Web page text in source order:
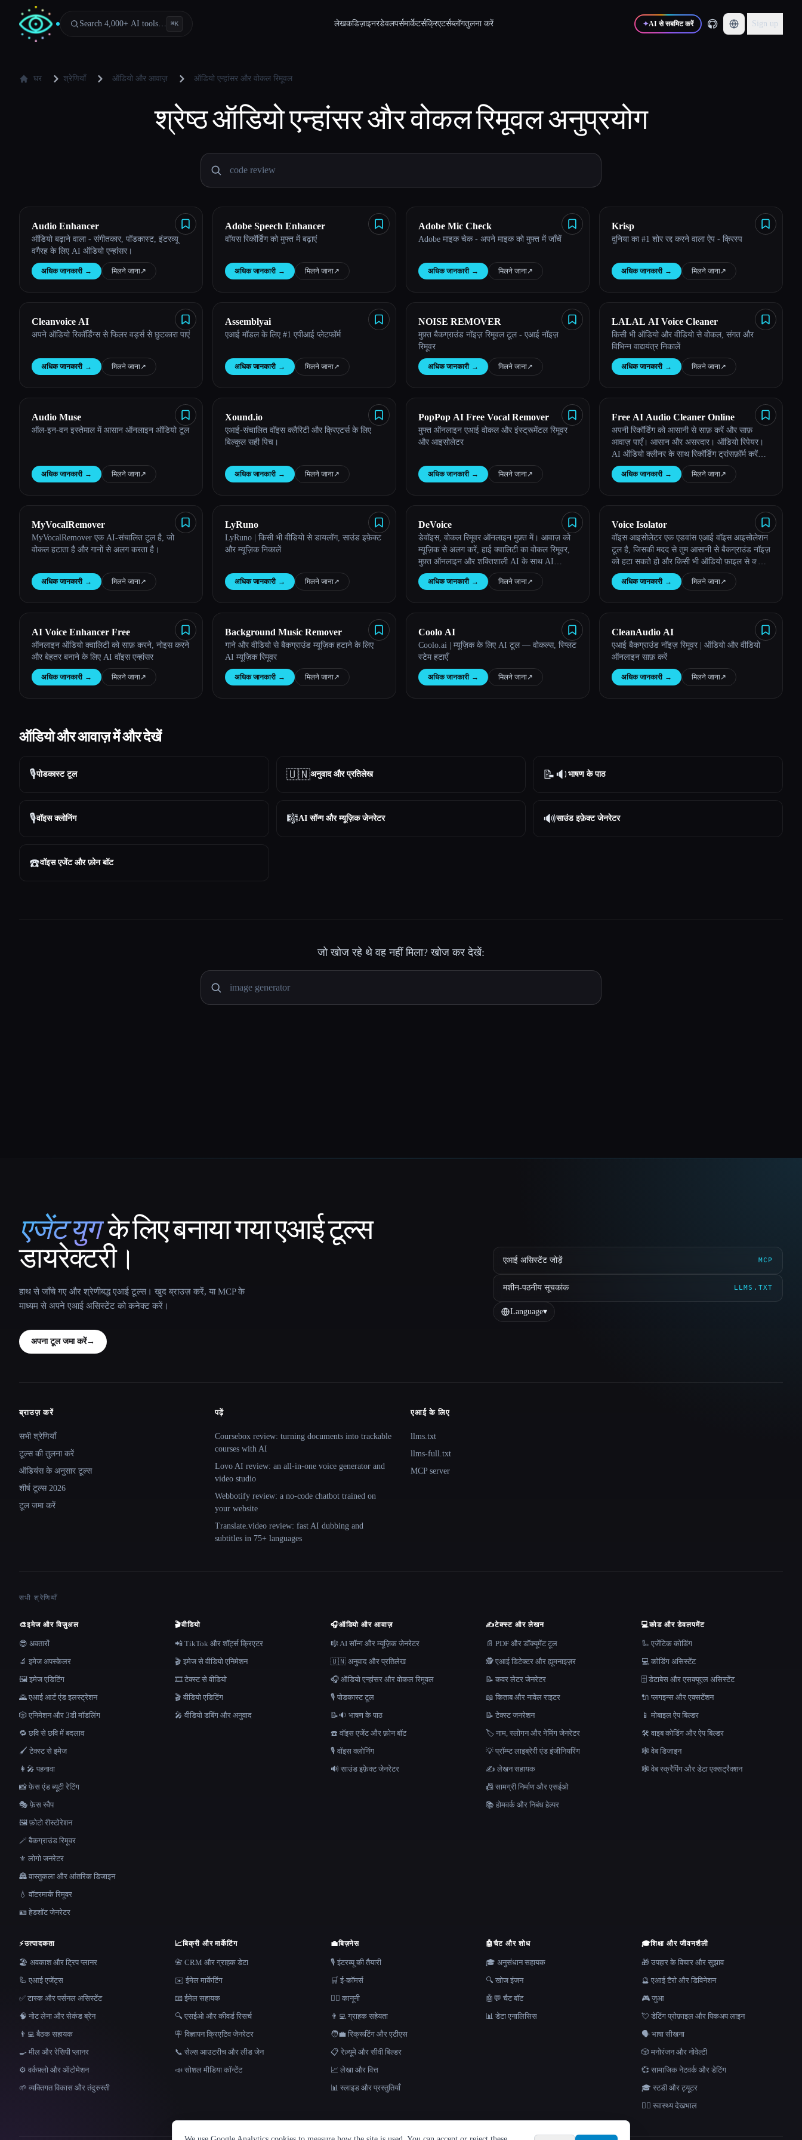
Search 4,000+ AI tools… ⌘K लेखकडिज़ाइनरडेवलपर्समार्केटर्सक्रिएटर्सब्लॉगतुलना करें ✦AI से सबमिट करें Sign up
घर श्रेणियाँ ऑडियो और आवाज़ ऑडियो एन्हांसर और वोकल रिमूवल
श्रेष्ठऑडियो एन्हांसर और वोकल रिमूवलअनुप्रयोग
Audio Enhancer
ऑडियो बढ़ाने वाला - संगीतकार, पॉडकास्ट, इंटरव्यू
वगैरह के लिए AI ऑडियो एन्हांसर।
अधिक जानकारी → मिलने जाना↗︎
Adobe Speech Enhancer
वॉयस रिकॉर्डिंग को मुफ्त में बढ़ाएं
अधिक जानकारी → मिलने जाना↗︎
Adobe Mic Check
Adobe माइक चेक - अपने माइक को मुफ़्त में जाँचें
अधिक जानकारी → मिलने जाना↗︎
Krisp
दुनिया का #1 शोर रद्द करने वाला ऐप - क्रिस्प
अधिक जानकारी → मिलने जाना↗︎
Cleanvoice AI
अपने ऑडियो रिकॉर्डिंग्स से फिलर वर्ड्स से छुटकारा पाएं
अधिक जानकारी → मिलने जाना↗︎
Assemblyai
एआई मॉडल के लिए #1 एपीआई प्लेटफॉर्म
अधिक जानकारी → मिलने जाना↗︎
NOISE REMOVER
मुफ़्त बैकग्राउंड नॉइज़ रिमूवल टूल - एआई नॉइज़
रिमूवर
अधिक जानकारी → मिलने जाना↗︎
LALAL AI Voice Cleaner
किसी भी ऑडियो और वीडियो से वोकल, संगत और
विभिन्न वाद्ययंत्र निकालें
अधिक जानकारी → मिलने जाना↗︎
Audio Muse
ऑल-इन-वन इस्तेमाल में आसान ऑनलाइन ऑडियो टूल
अधिक जानकारी → मिलने जाना↗︎
Xound.io
एआई-संचालित वॉइस क्लैरिटी और क्रिएटर्स के लिए
बिल्कुल सही पिच।
अधिक जानकारी → मिलने जाना↗︎
PopPop AI Free Vocal Remover
मुफ्त ऑनलाइन एआई वोकल और इंस्ट्रूमेंटल रिमूवर
और आइसोलेटर
अधिक जानकारी → मिलने जाना↗︎
Free AI Audio Cleaner Online
अपनी रिकॉर्डिंग को आसानी से साफ़ करें और साफ़
आवाज़ पाएँ। आसान और असरदार। ऑडियो रिपेयर।
AI ऑडियो क्लीनर के साथ रिकॉर्डिंग ट्रांसफ़ॉर्म करें।
रियल-टाइम नॉइज़ रिडक्शन और स्पीच क्लैरिटी।
अधिक जानकारी → मिलने जाना↗︎
MyVocalRemover
MyVocalRemover एक AI-संचालित टूल है, जो
वोकल हटाता है और गानों से अलग करता है।
अधिक जानकारी → मिलने जाना↗︎
LyRuno
LyRuno | किसी भी वीडियो से डायलॉग, साउंड इफ़ेक्ट
और म्यूज़िक निकालें
अधिक जानकारी → मिलने जाना↗︎
DeVoice
डेवॉइस, वोकल रिमूवर ऑनलाइन मुफ़्त में। आवाज़ को
म्यूज़िक से अलग करें, हाई क्वालिटी का वोकल रिमूवर,
मुफ़्त ऑनलाइन और शक्तिशाली AI के साथ AI
स्प्लिटर उपलब्ध कराना।
अधिक जानकारी → मिलने जाना↗︎
Voice Isolator
वॉइस आइसोलेटर एक एडवांस एआई वॉइस आइसोलेशन
टूल है, जिसकी मदद से तुम आसानी से बैकग्राउंड नॉइज़
को हटा सकते हो और किसी भी ऑडियो फ़ाइल से क्लीन
वोकल्स निकाल सकते हो।
अधिक जानकारी → मिलने जाना↗︎
AI Voice Enhancer Free
ऑनलाइन ऑडियो क्वालिटी को साफ़ करने, नोइस करने
और बेहतर बनाने के लिए AI वॉइस एन्हांसर
अधिक जानकारी → मिलने जाना↗︎
Background Music Remover
गाने और वीडियो से बैकग्राउंड म्यूज़िक हटाने के लिए
AI म्यूज़िक रिमूवर
अधिक जानकारी → मिलने जाना↗︎
Coolo AI
Coolo.ai | म्यूज़िक के लिए AI टूल — वोकल्स, स्प्लिट
स्टेम हटाएँ
अधिक जानकारी → मिलने जाना↗︎
CleanAudio AI
एआई बैकग्राउंड नॉइज़ रिमूवर | ऑडियो और वीडियो
ऑनलाइन साफ़ करें
अधिक जानकारी → मिलने जाना↗︎
ऑडियो और आवाज़ में और देखें
🎙️पोडकास्ट टूल 🇺🇳अनुवाद और प्रतिलेख 📝🔉भाषण के पाठ
🎙️वॉइस क्लोनिंग 🎼AI सॉन्ग और म्यूज़िक जेनरेटर 🔊साउंड इफ़ेक्ट जेनरेटर
☎️वॉइस एजेंट और फ़ोन बॉट
जो खोज रहे थे वह नहीं मिला? खोज कर देखें:
That AI Collection
एजेंट युग के लिए बनाया गया एआई टूल्स
डायरेक्टरी।
हाथ से जाँचे गए और श्रेणीबद्ध एआई टूल्स। खुद ब्राउज़ करें, या MCP के
माध्यम से अपने एआई असिस्टेंट को कनेक्ट करें।
अपना टूल जमा करें→
एआई असिस्टेंट जोड़ें MCP
मशीन-पठनीय सूचकांक LLMS.TXT
Language▾
Site navigation
ब्राउज़ करें
सभी श्रेणियाँ
टूल्स की तुलना करें
ऑडियंस के अनुसार टूल्स
शीर्ष टूल्स 2026
टूल जमा करें
पढ़ें
Coursebox review: turning documents into trackable
courses with AI
Lovo AI review: an all-in-one voice generator and
video studio
Webbotify review: a no-code chatbot trained on
your website
Translate.video review: fast AI dubbing and
subtitles in 75+ languages
एआई के लिए
llms.txt
llms-full.txt
MCP server
सभी श्रेणियाँ
🎨इमेज और विज़ुअल
😎 अवतारों
🔬 इमेज अपस्केलर
🖼️ इमेज एडिटिंग
🌄 एआई आर्ट एंड इलस्ट्रेशन
🎲 एनिमेशन और 3डी मॉडलिंग
🔁 छवि से छवि में बदलाव
🖌️ टेक्स्ट से इमेज
👩‍🎤 पहनावा
📸 फ़ेस एंड ब्यूटी रेटिंग
🎭 फ़ेस स्वैप
🖼️ फ़ोटो रीस्टोरेशन
🪄 बैकग्राउंड रिमूवर
⚜️ लोगो जनरेटर
🏯 वास्तुकला और आंतरिक डिजाइन
💧 वॉटरमार्क रिमूवर
🪪 हेडशॉट जेनरेटर
🎬वीडियो
📲 TikTok और शॉर्ट्स क्रिएटर
🎬 इमेज से वीडियो एनिमेशन
🎞️ टेक्स्ट से वीडियो
🎬 वीडियो एडिटिंग
🎤 वीडियो डबिंग और अनुवाद
🎧ऑडियो और आवाज़
🎼 AI सॉन्ग और म्यूज़िक जेनरेटर
🇺🇳 अनुवाद और प्रतिलेख
🎧 ऑडियो एन्हांसर और वोकल रिमूवल
🎙️ पोडकास्ट टूल
📝🔉 भाषण के पाठ
☎️ वॉइस एजेंट और फ़ोन बॉट
🎙️ वॉइस क्लोनिंग
🔊 साउंड इफ़ेक्ट जेनरेटर
✍️टेक्स्ट और लेखन
📄 PDF और डॉक्यूमेंट टूल
🕵️ एआई डिटेक्टर और ह्यूमनाइज़र
📝 कवर लेटर जेनरेटर
📖 किताब और नावेल राइटर
📝 टेक्स्ट जनरेशन
🏷️ नाम, स्लोगन और नेमिंग जेनरेटर
💡 प्रॉम्प्ट लाइब्रेरी एंड इंजीनियरिंग
✍️ लेखन सहायक
📠 सामग्री निर्माण और एसईओ
📚 होमवर्क और निबंध हेल्पर
💻कोड और डेवलपमेंट
🦾 एजेंटिक कोडिंग
💻 कोडिंग असिस्टेंट
🗄️ डेटाबेस और एसक्यूएल असिस्टेंट
🔌 प्लगइन्स और एक्सटेंशन
📱 मोबाइल ऐप बिल्डर
🛠️ वाइब कोडिंग और ऐप बिल्डर
🕸 वेब डिजाइन
🕸️ वेब स्क्रैपिंग और डेटा एक्सट्रैक्शन
⚡उत्पादकता
🏖 अवकाश और ट्रिप प्लानर
🦾 एआई एजेंट्स
✅ टास्क और पर्सनल असिस्टेंट
🧠 नोट लेना और सेकंड ब्रेन
👨‍💻 बैठक सहायक
🍳 मील और रेसिपी प्लानर
⚙️ वर्कफ़्लो और ऑटोमेशन
🌱 व्यक्तिगत विकास और तंदुरुस्ती
📈बिक्री और मार्केटिंग
📇 CRM और ग्राहक डेटा
✉️ ईमेल मार्केटिंग
📧 ईमेल सहायक
🔍 एसईओ और कीवर्ड रिसर्च
🪧 विज्ञापन क्रिएटिव जेनरेटर
📞 सेल्स आउटरीच और लीड जेन
📣 सोशल मीडिया कॉन्टेंट
💼बिज़नेस
🎙️ इंटरव्यू की तैयारी
🛒 ई-कॉमर्स
👩‍⚖️ कानूनी
👨‍💻 ग्राहक सहेयता
🧑‍💼 रिक्रूटिंग और एटीएस
📋 रेज़्यूमे और सीवी बिल्डर
📈 लेखा और वित्त
📊 स्लाइड और प्रस्तुतियाँ
🤖चैट और शोध
🎓 अनुसंधान सहायक
🔍 खोज इंजन
🤖💬 चैट बॉट
📊 डेटा एनालिसिस
🎓शिक्षा और जीवनशैली
🎁 उपहार के विचार और सुझाव
🔮 एआई टैरो और डिविनेशन
🎮 जुआ
💘 डेटिंग प्रोफ़ाइल और पिकअप लाइन
🗣️ भाषा सीखना
🎲 मनोरंजन और नोवेल्टी
💞 सामाजिक नेटवर्क और डेटिंग
🎓 स्टडी और ट्यूटर
👩‍⚕️ स्वास्थ्य देखभाल